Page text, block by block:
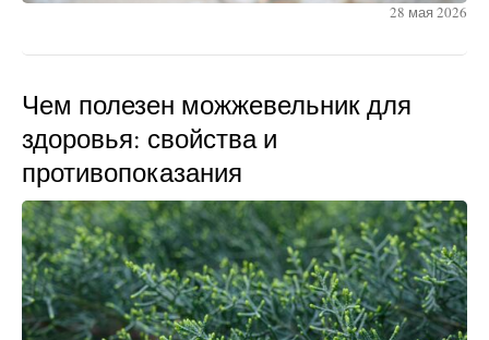
28 мая 2026
Чем полезен можжевельник для
здоровья: свойства и
противопоказания